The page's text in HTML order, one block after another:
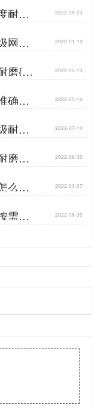
耐磨 2022-05-23
网带 2022-01-19
磨{丹 2022-05-13
确过 2022-05-14
耐磨 2022-07-14
磨耐 2022-08-30
么办 2022-03-07
需定 2022-08-30